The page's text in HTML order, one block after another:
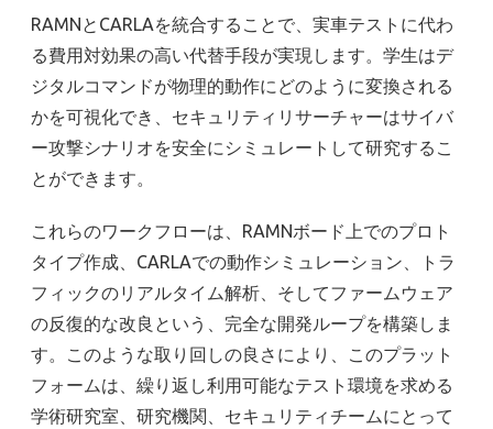
RAMNとCARLAを統合することで、実車テストに代わ
る費用対効果の高い代替手段が実現します。学生はデ
ジタルコマンドが物理的動作にどのように変換される
かを可視化でき、セキュリティリサーチャーはサイバ
ー攻撃シナリオを安全にシミュレートして研究するこ
とができます。
これらのワークフローは、RAMNボード上でのプロト
タイプ作成、CARLAでの動作シミュレーション、トラ
フィックのリアルタイム解析、そしてファームウェア
の反復的な改良という、完全な開発ループを構築しま
す。このような取り回しの良さにより、このプラット
フォームは、繰り返し利用可能なテスト環境を求める
学術研究室、研究機関、セキュリティチームにとって